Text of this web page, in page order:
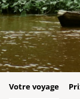
Votre voyage